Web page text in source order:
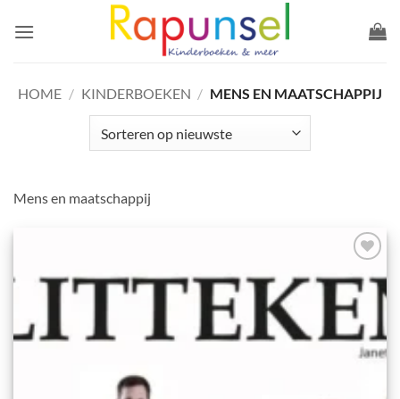
naar
HOME / KINDERBOEKEN / MENS EN MAATSCHAPPIJ
Mens en maatschappij